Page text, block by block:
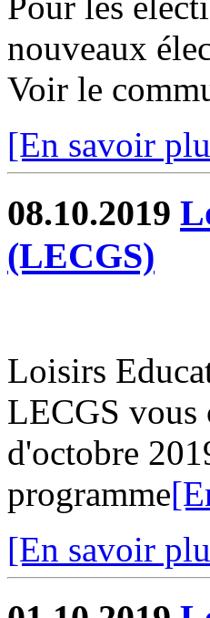
nouveaux
Voir le
[En savoir
08.10.2019
(LECGS)
Loisirs
LECGS vous
d'octobre
programme
[En savoir